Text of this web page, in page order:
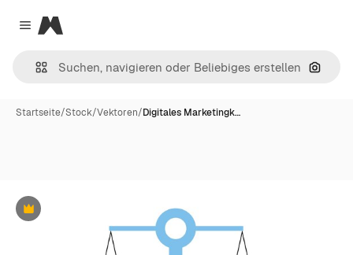
Close menu
Magnific
Nach
Startseite/Stock/Vektoren/Digitales Marketingk…
Premium